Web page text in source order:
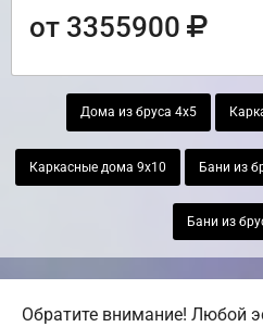
от 3355900
Дома из бруса 4х5
Каркасные дома 9х10 Бани из
Бани из
Обратите внимание! Любой